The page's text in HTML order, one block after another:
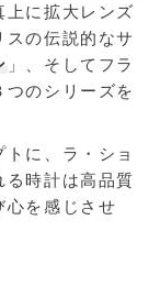
上に拡大レンズ
スの伝説的なサ
」、そしてフラ
つのシリーズを
トに、ラ・ショ
る時計は高品質
心を感じさせ